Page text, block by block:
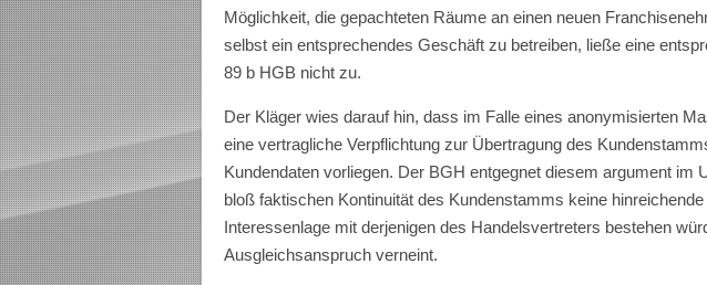
Möglichkeit, die gepachteten Räume an einen neuen
selbst ein entsprechendes Geschäft zu betreiben, ließe eine
89 b HGB nicht zu.
Der Kläger wies darauf hin, dass im Falle eines anonymisierten
eine vertragliche Verpflichtung zur Übertragung des
Kundendaten vorliegen. Der BGH entgegnet diesem argument im
bloß faktischen Kontinuität des Kundenstamms keine
Interessenlage mit derjenigen des Handelsvertreters bestehen
Ausgleichsanspruch verneint.